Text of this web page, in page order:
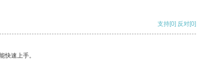
支持[0] 反对[0]
快速上手。